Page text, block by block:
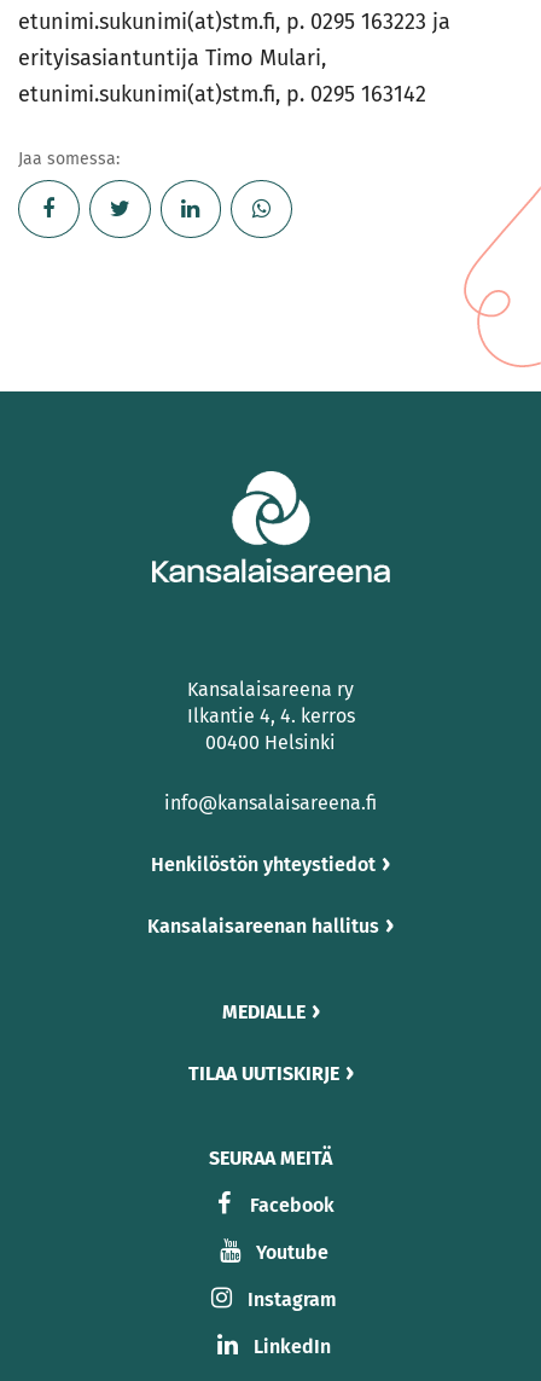
etunimi.sukunimi(at)stm.fi, p. 0295 163223 ja
erityisasiantuntija Timo Mulari,
etunimi.sukunimi(at)stm.fi, p. 0295 163142
Jaa somessa:
Kansalaisareena ry
Ilkantie 4, 4. kerros
00400 Helsinki
info@kansalaisareena.fi
Henkilöstön yhteystiedot
Kansalaisareenan hallitus
MEDIALLE
TILAA UUTISKIRJE
SEURAA MEITÄ
Facebook
Youtube
Instagram
LinkedIn